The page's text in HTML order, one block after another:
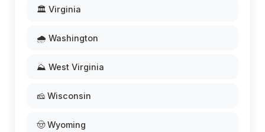
🏛️ Virginia
🌧️ Washington
⛰️ West Virginia
🧀 Wisconsin
🤠 Wyoming